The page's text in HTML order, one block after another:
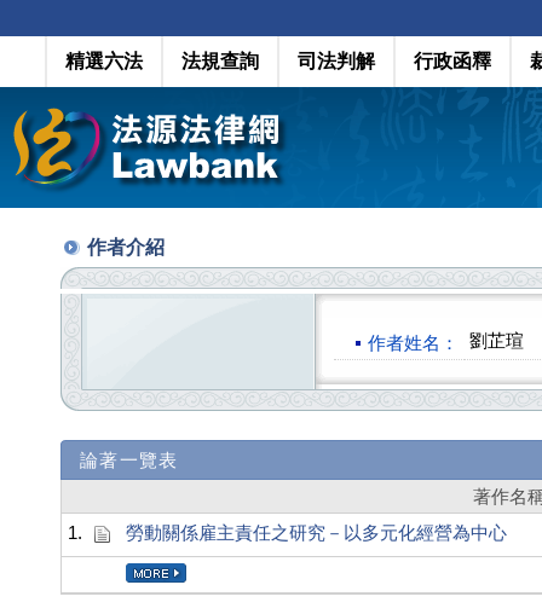
精選六法 法規查詢 司法判解 行政函釋
作者介紹
作者姓名： 劉芷瑄
論著一覽表
著作名
1.
勞動關係雇主責任之研究－以多元化經營為中心